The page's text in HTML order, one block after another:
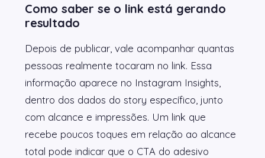
Como saber se o link está gerando
resultado
Depois de publicar, vale acompanhar quantas
pessoas realmente tocaram no link. Essa
informação aparece no Instagram Insights,
dentro dos dados do story específico, junto
com alcance e impressões. Um link que
recebe poucos toques em relação ao alcance
total pode indicar que o CTA do adesivo